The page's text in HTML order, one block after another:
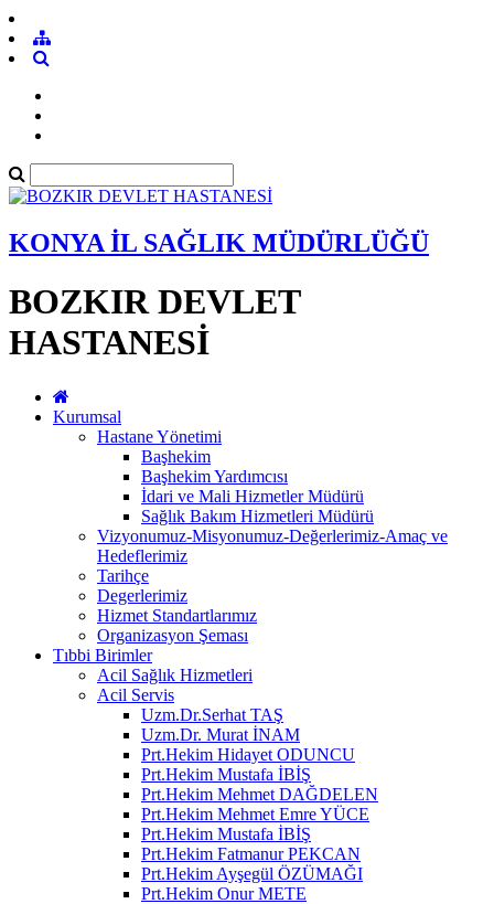
KONYA İL SAĞLIK MÜDÜRLÜĞÜ
BOZKIR DEVLET
HASTANESİ
Kurumsal
Hastane Yönetimi
Başhekim
Başhekim Yardımcısı
İdari ve Mali Hizmetler Müdürü
Sağlık Bakım Hizmetleri Müdürü
Vizyonumuz-Misyonumuz-Değerlerimiz-Amaç ve
Hedeflerimiz
Tarihçe
Degerlerimiz
Hizmet Standartlarımız
Organizasyon Şeması
Tıbbi Birimler
Acil Sağlık Hizmetleri
Acil Servis
Uzm.Dr.Serhat TAŞ
Uzm.Dr. Murat İNAM
Prt.Hekim Hidayet ODUNCU
Prt.Hekim Mustafa İBİŞ
Prt.Hekim Mehmet DAĞDELEN
Prt.Hekim Mehmet Emre YÜCE
Prt.Hekim Mustafa İBİŞ
Prt.Hekim Fatmanur PEKCAN
Prt.Hekim Ayşegül ÖZÜMAĞI
Prt.Hekim Onur METE